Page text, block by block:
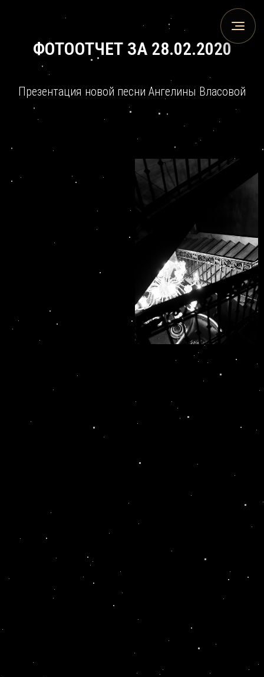
ФОТООТЧЕТ ЗА 28.02.2020
Презентация новой песни Ангелины Власовой